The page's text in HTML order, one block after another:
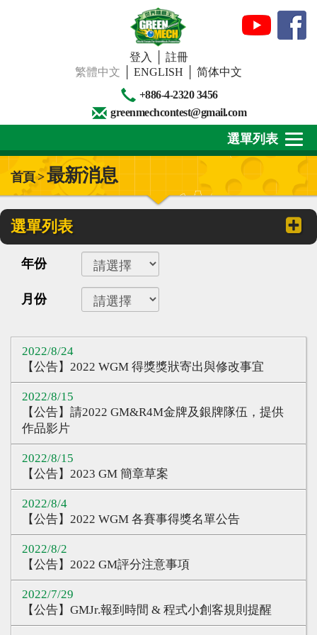
登入
註冊
繁體中文
ENGLISH
简体中文
+886-4-2320 3456
greenmechcontest@gmail.com
關於我們
下載專區
賽事活動
精彩回顧
心得分享
Q&A專區
CQ認證
認證題庫
教師認證
認證研習
參賽證明
選單列表
首頁 >最新消息
選單列表
年份
月份
2022/8/24
【公告】2022 WGM 得獎獎狀寄出與修改事宜
2022/8/15
【公告】請2022 GM&R4M金牌及銀牌隊伍，提供
作品影片
2022/8/15
【公告】2023 GM 簡章草案
2022/8/4
【公告】2022 WGM 各賽事得獎名單公告
2022/8/2
【公告】2022 GM評分注意事項
2022/7/29
【公告】GMJr.報到時間 & 程式小創客規則提醒